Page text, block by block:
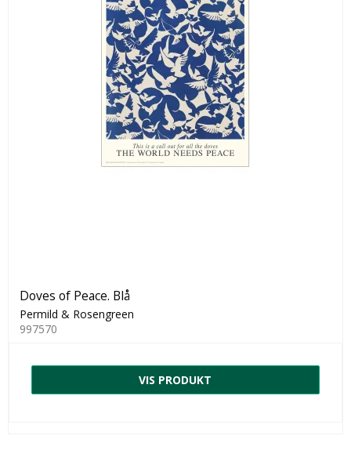
Doves of Peace. Blå
Permild & Rosengreen
997570
VIS PRODUKT